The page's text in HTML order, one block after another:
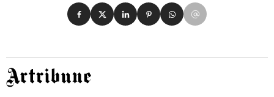
Condividi su Facebook
Condividi su X
Condividi su LinkedIn
Condividi su Pinterest
Condividi su WhatsApp
Condividi su Email
Artribune